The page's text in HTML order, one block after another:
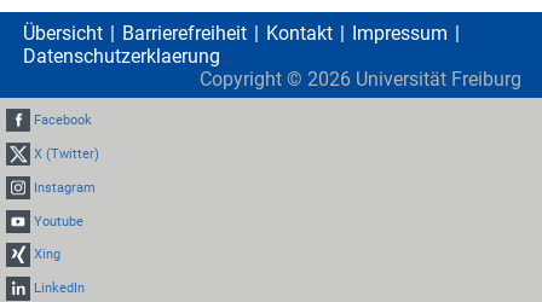
Übersicht Barrierefreiheit Kontakt
Impressum
Datenschutzerklaerung
Copyright © 2026 Universität Freiburg
Facebook
X (Twitter)
Instagram
Youtube
Xing
LinkedIn